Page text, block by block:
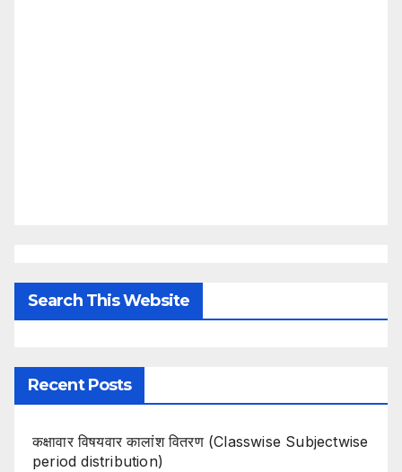
Search This Website
Recent Posts
कक्षावार विषयवार कालांश वितरण (Classwise Subjectwise
period distribution)